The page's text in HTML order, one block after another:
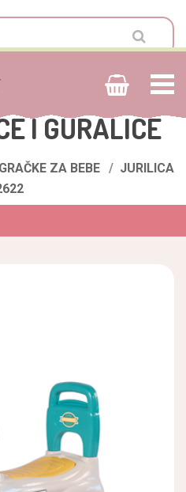
I GURALICE
ZA BEBE
JURILICA